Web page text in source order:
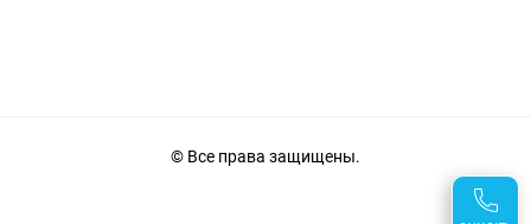
© Все права защищены.